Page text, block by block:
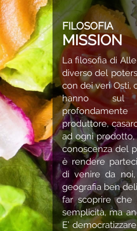
FILOSOFIA
MISSION
La filosofia di
diverso del
con dei veri Osti,
hanno sul
produttore,
ad ogni prodotto,
conoscenza del
è rendere
di venire da
geografia ben
far scoprire che
semplicità, ma
E’